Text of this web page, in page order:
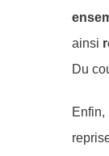
ainsi
Du
Enfin,